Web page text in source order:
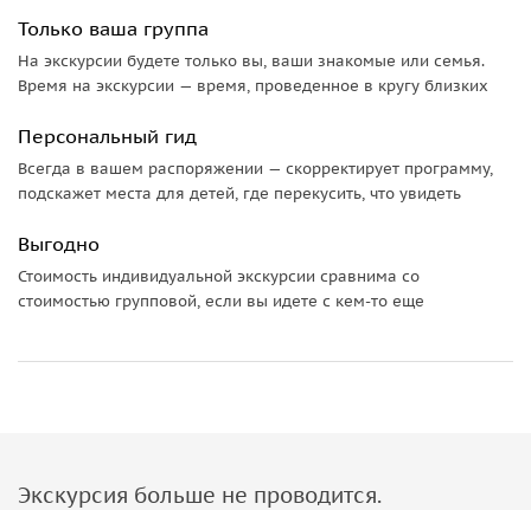
проживает около 4000, часто здесь бывают.
Только ваша группа
На экскурсии будете только вы, ваши знакомые или семья.
Время на экскурсии — время, проведенное в кругу близких
Персональный гид
Всегда в вашем распоряжении — скорректирует программу,
подскажет места для детей, где перекусить, что увидеть
Выгодно
Стоимость индивидуальной экскурсии сравнима со
стоимостью групповой, если вы идете с кем-то еще
Экскурсия больше не проводится.